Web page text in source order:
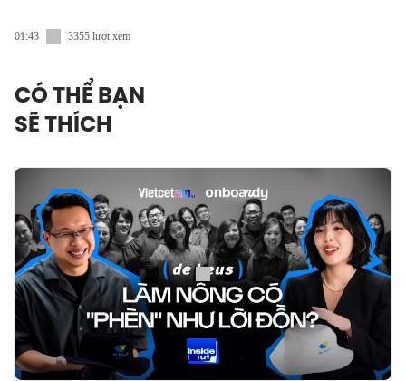
01:43 3355 lượt xem
CÓ THỂ BẠN
SẼ THÍCH